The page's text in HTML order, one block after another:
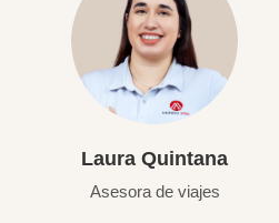
Laura Quintana
Asesora de viajes